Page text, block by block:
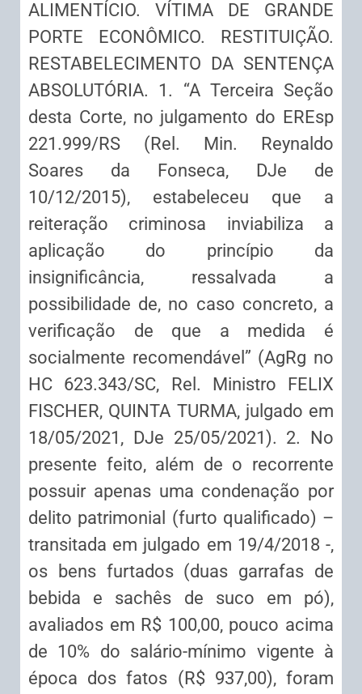
ALIMENTÍCIO. VÍTIMA DE GRANDE
PORTE ECONÔMICO. RESTITUIÇÃO.
RESTABELECIMENTO DA SENTENÇA
ABSOLUTÓRIA. 1. “A Terceira Seção
desta Corte, no julgamento do EREsp
221.999/RS (Rel. Min. Reynaldo
Soares da Fonseca, DJe de
10/12/2015), estabeleceu que a
reiteração criminosa inviabiliza a
aplicação do princípio da
insignificância, ressalvada a
possibilidade de, no caso concreto, a
verificação de que a medida é
socialmente recomendável” (AgRg no
HC 623.343/SC, Rel. Ministro FELIX
FISCHER, QUINTA TURMA, julgado em
18/05/2021, DJe 25/05/2021). 2. No
presente feito, além de o recorrente
possuir apenas uma condenação por
delito patrimonial (furto qualificado) –
transitada em julgado em 19/4/2018 -,
os bens furtados (duas garrafas de
bebida e sachês de suco em pó),
avaliados em R$ 100,00, pouco acima
de 10% do salário-mínimo vigente à
época dos fatos (R$ 937,00), foram